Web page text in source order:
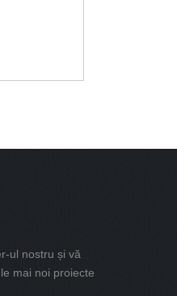
ul nostru și vă
mai noi proiecte